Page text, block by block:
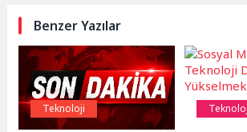
Benzer Yazılar
Teknoloji